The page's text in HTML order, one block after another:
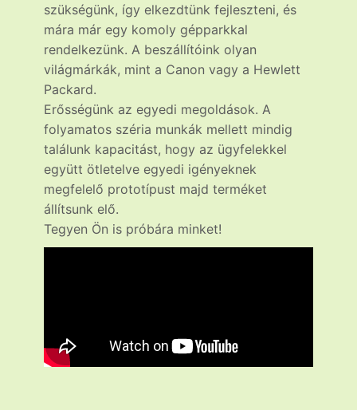
szükségünk, így elkezdtünk fejleszteni, és
mára már egy komoly gépparkkal
rendelkezünk. A beszállítóink olyan
világmárkák, mint a Canon vagy a Hewlett
Packard.
Erősségünk az egyedi megoldások. A
folyamatos széria munkák mellett mindig
találunk kapacitást, hogy az ügyfelekkel
együtt ötletelve egyedi igényeknek
megfelelő prototípust majd terméket
állítsunk elő.
Tegyen Ön is próbára minket!